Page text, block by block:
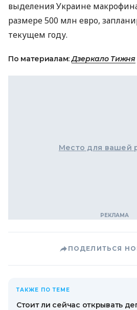
выделения Украине
размере 500 млн евро,
текущем году.
По материалам:Дзеркало Тижня
Место для вашей
ПОДЕЛИТЬСЯ
ТАКЖЕ ПО ТЕМЕ
Стоит ли сейчас открывать